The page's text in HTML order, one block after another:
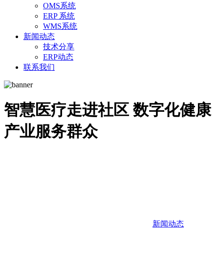
OMS系统
ERP 系统
WMS系统
新闻动态
技术分享
ERP动态
联系我们
智慧医疗走进社区 数字化健康
产业服务群众
新闻动态